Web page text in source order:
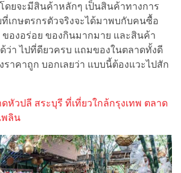
ดยจะมีสินค้าหลักๆ เป็นสินค้าทางการ
เกษตรกรตัวจริงจะได้มาพบกับคนซื้อ
ของอร่อย ของกินมากมาย และสินค้า
ด้ว่า ไปที่ดียวครบ แถมของในตลาดทั้งดี
าคาถูก บอกเลยว่า แบบนี้ต้องแวะไปสัก
หัวปลี สระบุรี ที่เที่ยวใกล้กรุงเทพ ตลาด
พลิน